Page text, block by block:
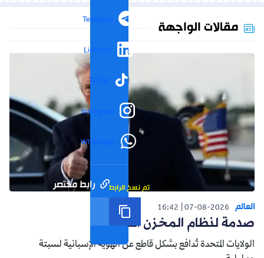
Telegram
LinkedIn
TikTok
Instagram
WhatsApp
رابط مختصر تم نسخ الرابط
مقالات الواجهة
العالم 07-08-2026
16:42
صدمة لنظام المخزن التوسعي
الولايات المتحدة تُدافع بشكل قاطع عن الهوية الإسبانية لسبتة